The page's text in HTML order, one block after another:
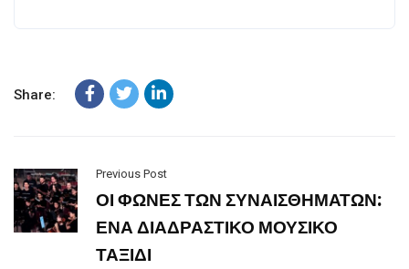
Share:
Previous Post
ΟΙ ΦΩΝΕΣ ΤΩΝ ΣΥΝΑΙΣΘΗΜΑΤΩΝ:
ΕΝΑ ΔΙΑΔΡΑΣΤΙΚΟ ΜΟΥΣΙΚΟ
ΤΑΞΙΔΙ